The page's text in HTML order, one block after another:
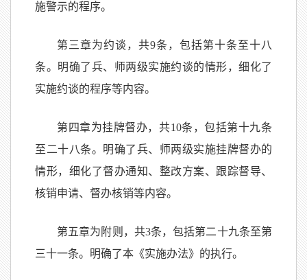
施警示的程序。
第三章为约谈，共9条，包括第十条至十八
条。明确了兵、师两级实施约谈的情形，细化了
实施约谈的程序等内容。
第四章为挂牌督办，共10条，包括第十九条
至二十八条。明确了兵、师两级实施挂牌督办的
情形，细化了督办通知、整改方案、跟踪督导、
核销申请、督办核销等内容。
第五章为附则，共3条，包括第二十九条至第
三十一条。明确了本《实施办法》的执行。